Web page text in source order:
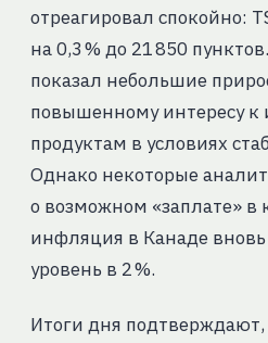
отреагировал спокойно:
на 0,3 % до 21 850
показал небольшие
повышенному интересу к
продуктам в условиях
Однако некоторые
о возможном «заплате» в
инфляция в Канаде
уровень в 2 %.
Итоги дня